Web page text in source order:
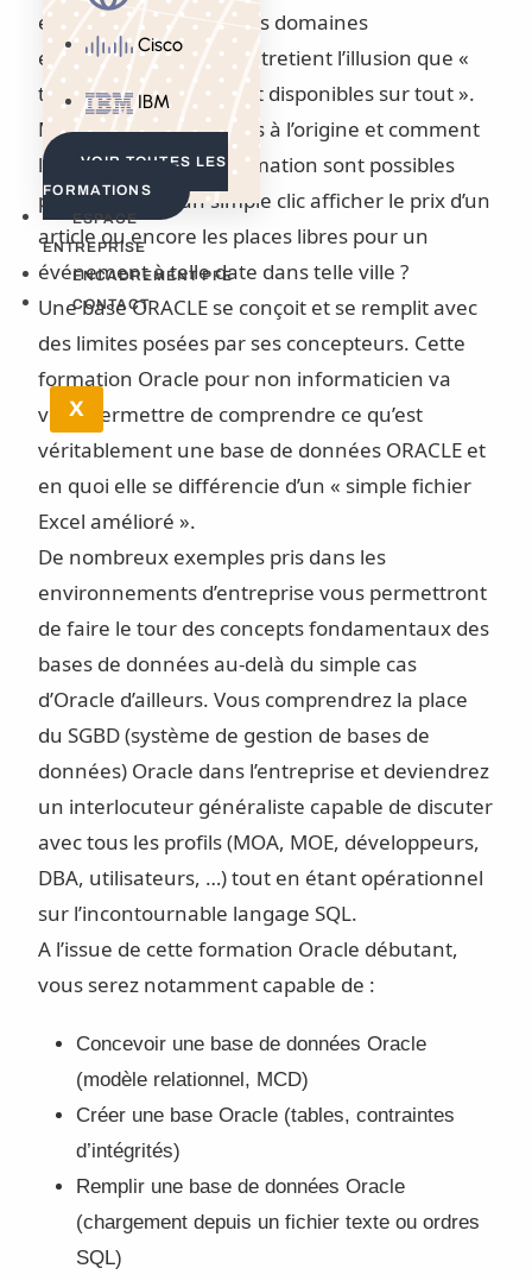
Cisco
IBM
VOIR TOUTES LES
FORMATIONS
ESPACE
ENTREPRISE
ENCADREMENT PFE
CONTACT
X
et de sites WEB dans des domaines
extrêmement variés entretient l’illusion que «
toutes les données sont disponibles sur tout ».
Mais d’où viennent-elles à l’origine et comment
les croisements d’information sont possibles
pour pouvoir d’un simple clic afficher le prix d’un
article ou encore les places libres pour un
événement à telle date dans telle ville ?
Une base ORACLE se conçoit et se remplit avec
des limites posées par ses concepteurs. Cette
formation Oracle pour non informaticien va
vous permettre de comprendre ce qu’est
véritablement une base de données ORACLE et
en quoi elle se différencie d’un « simple fichier
Excel amélioré ».
De nombreux exemples pris dans les
environnements d’entreprise vous permettront
de faire le tour des concepts fondamentaux des
bases de données au-delà du simple cas
d’Oracle d’ailleurs. Vous comprendrez la place
du SGBD (système de gestion de bases de
données) Oracle dans l’entreprise et deviendrez
un interlocuteur généraliste capable de discuter
avec tous les profils (MOA, MOE, développeurs,
DBA, utilisateurs, …) tout en étant opérationnel
sur l’incontournable langage SQL.
A l’issue de cette formation Oracle débutant,
vous serez notamment capable de :
Concevoir une base de données Oracle
(modèle relationnel, MCD)
Créer une base Oracle (tables, contraintes
d’intégrités)
Remplir une base de données Oracle
(chargement depuis un fichier texte ou ordres
SQL)